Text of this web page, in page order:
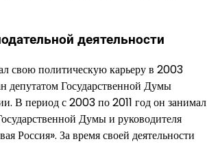
деятельности
свою политическую карьеру в 2003
депутатом Государственной Думы
В период с 2003 по 2011 год он занимал
Думы и руководителя
Россия». За время своей деятельности